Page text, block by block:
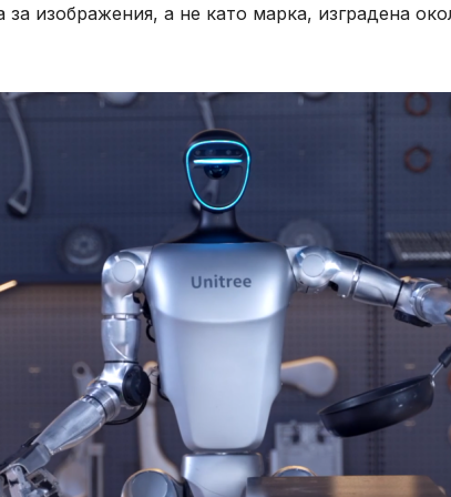
за изображения, а не като марка, изградена